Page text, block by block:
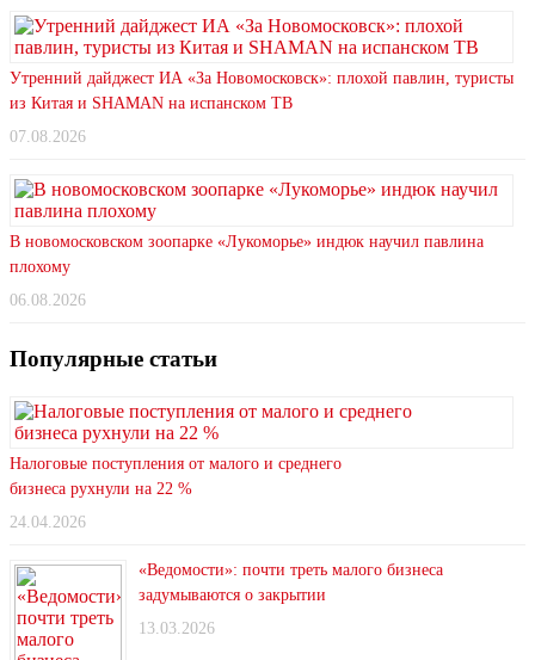
Утренний дайджест ИА «За Новомосковск»: плохой павлин, туристы
из Китая и SHAMAN на испанском ТВ
07.08.2026
В новомосковском зоопарке «Лукоморье» индюк научил павлина
плохому
06.08.2026
Популярные статьи
Налоговые поступления от малого и среднего
бизнеса рухнули на 22 %
24.04.2026
«Ведомости»: почти треть малого бизнеса
задумываются о закрытии
13.03.2026